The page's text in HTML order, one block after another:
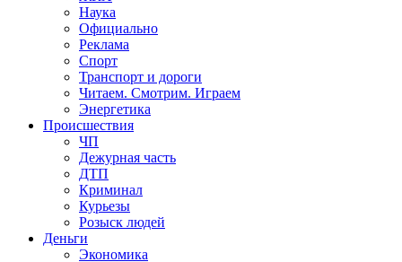
Наука
Официально
Реклама
Спорт
Транспорт и дороги
Читаем. Смотрим. Играем
Энергетика
Происшествия
ЧП
Дежурная часть
ДТП
Криминал
Курьезы
Розыск людей
Деньги
Экономика